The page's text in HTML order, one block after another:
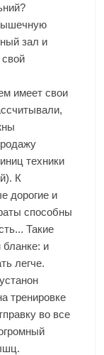
зал и
имеет свои
техники
К
дорогие и
способны
Такие
и
легче.
тренировке
во все